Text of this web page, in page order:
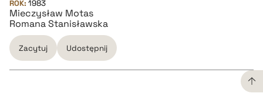
ROK: 1983
Mieczysław Motas
Romana Stanisławska
Zacytuj Udostępnij